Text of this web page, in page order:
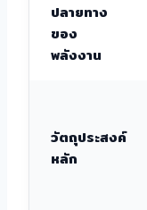
ปลายทาง
ของ
พลังงาน
วัตถุประสงค์
หลัก